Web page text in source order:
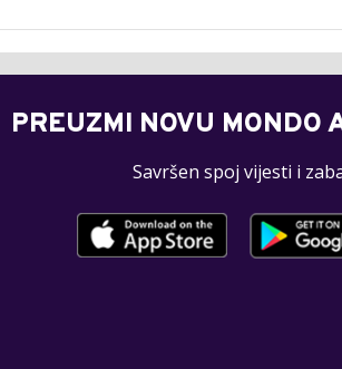
PREUZMI NOVU MONDO
Savršen spoj vijesti i